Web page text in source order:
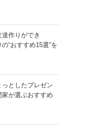
作りができ
“おすすめ15選”を
っとしたプレゼン
が選ぶおすすめ